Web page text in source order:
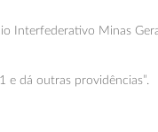
Interfederativo Minas
e dá outras providências”.